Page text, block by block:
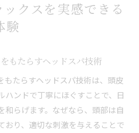
ックスを実感できる
験
もたらすヘッドスパ技術
もたらすヘッドスパ技術は、頭皮
ハンドで丁寧にほぐすことで、日
和らげます。なぜなら、頭部は自
おり、適切な刺激を与えることで